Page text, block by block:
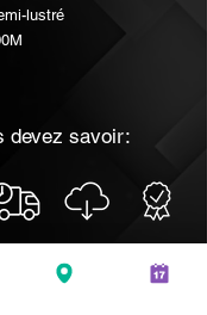
lustré
devez savoir: